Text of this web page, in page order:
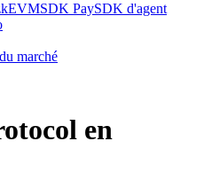
SDK PaySDK d'agent
marché
en